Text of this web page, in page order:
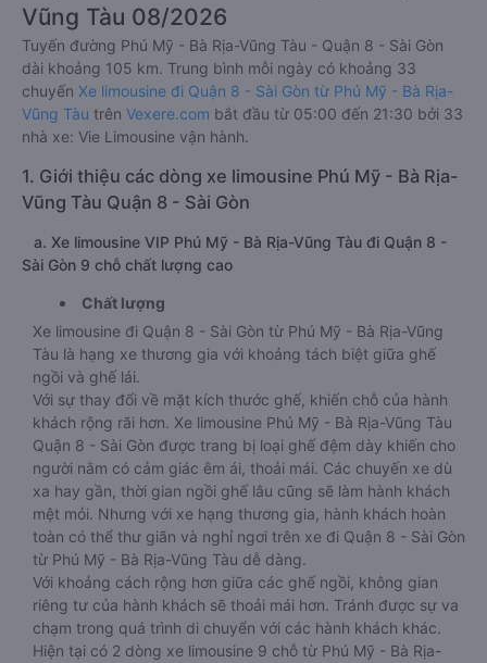
Vũng Tàu 08/2026
Tuyến đường Phú Mỹ - Bà Rịa-Vũng Tàu - Quận 8 - Sài Gòn
dài khoảng 105 km. Trung bình mỗi ngày có khoảng 33
chuyến Xe limousine đi Quận 8 - Sài Gòn từ Phú Mỹ - Bà Rịa-
Vũng Tàu trên Vexere.com bắt đầu từ 05:00 đến 21:30 bởi 33
nhà xe: Vie Limousine vận hành.
1. Giới thiệu các dòng xe limousine Phú Mỹ - Bà Rịa-
Vũng Tàu Quận 8 - Sài Gòn
a. Xe limousine VIP Phú Mỹ - Bà Rịa-Vũng Tàu đi Quận 8 -
Sài Gòn 9 chỗ chất lượng cao
Chất lượng
Xe limousine đi Quận 8 - Sài Gòn từ Phú Mỹ - Bà Rịa-Vũng
Tàu là hạng xe thương gia với khoảng tách biệt giữa ghế
ngồi và ghế lái.
Với sự thay đổi về mặt kích thước ghế, khiến chỗ của hành
khách rộng rãi hơn. Xe limousine Phú Mỹ - Bà Rịa-Vũng Tàu
Quận 8 - Sài Gòn được trang bị loại ghế đệm dày khiến cho
người nằm có cảm giác êm ái, thoải mái. Các chuyến xe dù
xa hay gần, thời gian ngồi ghế lâu cũng sẽ làm hành khách
mệt mỏi. Nhưng với xe hạng thương gia, hành khách hoàn
toàn có thể thư giãn và nghỉ ngơi trên xe đi Quận 8 - Sài Gòn
từ Phú Mỹ - Bà Rịa-Vũng Tàu dễ dàng.
Với khoảng cách rộng hơn giữa các ghế ngồi, không gian
riêng tư của hành khách sẽ thoải mái hơn. Tránh được sự va
chạm trong quá trình di chuyển với các hành khách khác.
Hiện tại có 2 dòng xe limousine 9 chỗ từ Phú Mỹ - Bà Rịa-